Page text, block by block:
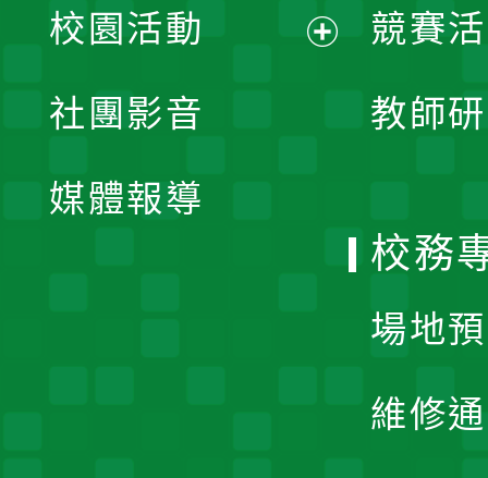
競賽
教師
開
校園活動
社團影音
媒體報導
校務
場地
維修